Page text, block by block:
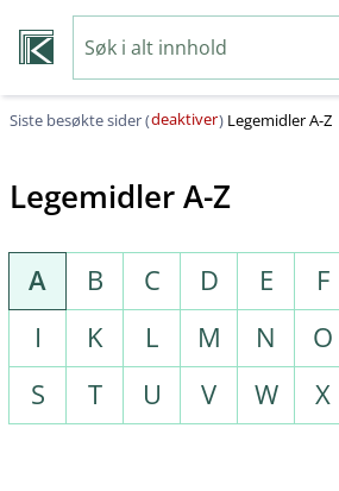
Siste besøkte sider (deaktiver) Legemidler A-Z
Legemidler A-Z
A B C D E F
I
K L M N O
S
T U V W X